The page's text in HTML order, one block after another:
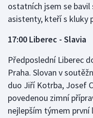
Ragby
Rychlostní kanoistika
Short track
Sportovní střelba
ostatních jsem se bavil
asistenty, kteří s kluky
17:00 Liberec - Slavia
Předposlední Liberec
Praha. Slovan v
duo Jiří Kotrba, Josef
povedenou zimní
nejlepším týmem první